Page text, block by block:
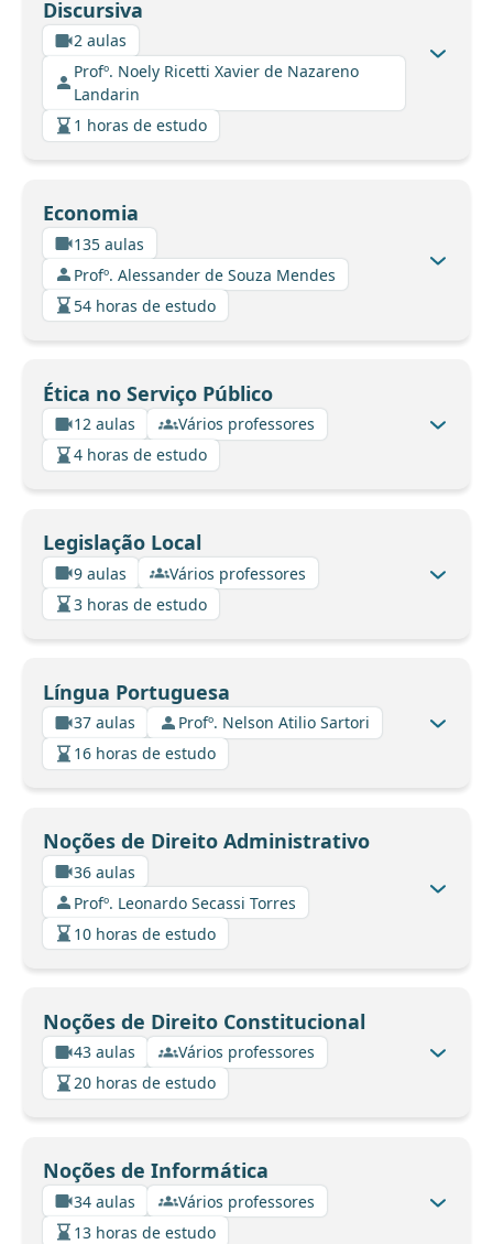
Discursiva
2 aulas
Profº. Noely Ricetti Xavier de Nazareno
Landarin
1 horas de estudo
Economia
135 aulas
Profº. Alessander de Souza Mendes
54 horas de estudo
Ética no Serviço Público
12 aulas
Vários professores
4 horas de estudo
Legislação Local
9 aulas
Vários professores
3 horas de estudo
Língua Portuguesa
37 aulas
Profº. Nelson Atilio Sartori
16 horas de estudo
Noções de Direito Administrativo
36 aulas
Profº. Leonardo Secassi Torres
10 horas de estudo
Noções de Direito Constitucional
43 aulas
Vários professores
20 horas de estudo
Noções de Informática
34 aulas
Vários professores
13 horas de estudo